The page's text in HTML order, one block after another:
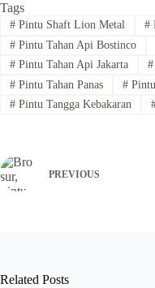
Tags
#Pintu Shaft Lion Metal #
#Pintu Tahan Api Bostinco
#Pintu Tahan Api Jakarta #
#Pintu Tahan Panas #Pintu
#Pintu Tangga Kebakaran
PREVIOUS
Related Posts